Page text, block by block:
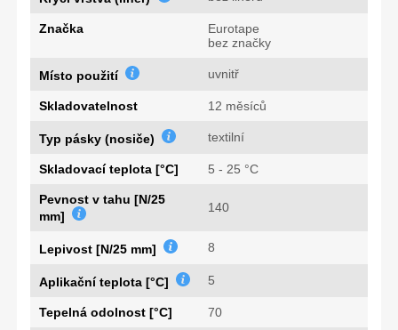
Značka
Eurotape
bez značky
Místo použití uvnitř
Skladovatelnost 12 měsíců
Typ pásky (nosiče) textilní
Skladovací teplota [°C] 5 - 25 °C
Pevnost v tahu [N/25
mm]
140
Lepivost [N/25 mm] 8
Aplikační teplota [°C] 5
Tepelná odolnost [°C] 70